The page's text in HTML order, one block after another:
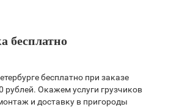
бесплатно
бесплатно при заказе
рублей. Окажем услуги грузчиков
и доставку в пригороды